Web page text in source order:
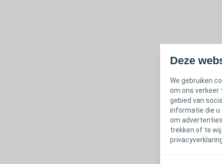
Deze
We gebruiken
om ons verkeer
gebied van
informatie die u
om
trekken of te